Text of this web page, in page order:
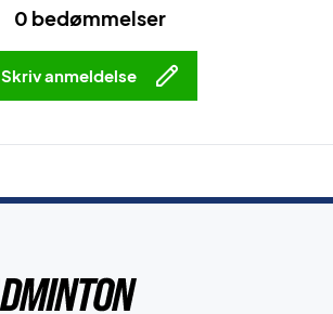
0 bedømmelser
Skriv anmeldelse